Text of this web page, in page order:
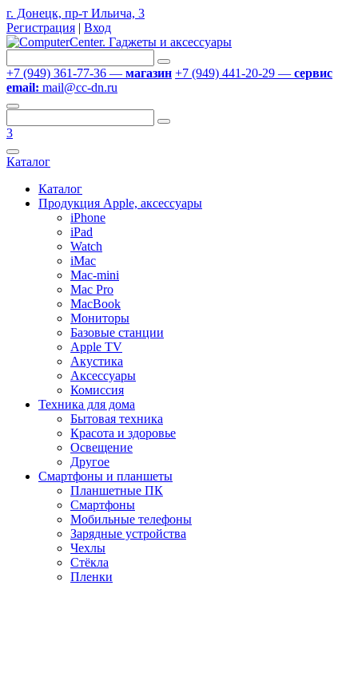
г. Донецк, пр-т Ильича, 3
Регистрация | Вход
+7 (949) 361-77-36 — магазин +7 (949) 441-20-29 — сервис
email: mail@cc-dn.ru
3
Каталог
Каталог
Продукция Apple, аксессуары
iPhone
iPad
Watch
iMac
Mac-mini
Mac Pro
MacBook
Мониторы
Базовые станции
Apple TV
Акустика
Аксессуары
Комиссия
Техника для дома
Бытовая техника
Красота и здоровье
Освещение
Другое
Смартфоны и планшеты
Планшетные ПК
Смартфоны
Мобильные телефоны
Зарядные устройства
Чехлы
Стёкла
Пленки